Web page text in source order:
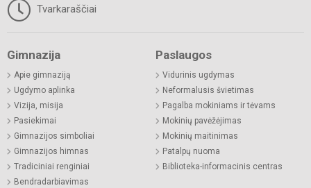
Tvarkaraščiai
Gimnazija
Apie gimnaziją
Ugdymo aplinka
Vizija, misija
Pasiekimai
Gimnazijos simboliai
Gimnazijos himnas
Tradiciniai renginiai
Bendradarbiavimas
Paslaugos
Vidurinis ugdymas
Neformalusis švietimas
Pagalba mokiniams ir tėvams
Mokinių pavėžėjimas
Mokinių maitinimas
Patalpų nuoma
Biblioteka-informacinis centras